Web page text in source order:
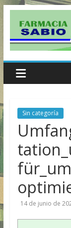
Skip
content
Farmacia
Sabio
Sin categoría
14 de junio de